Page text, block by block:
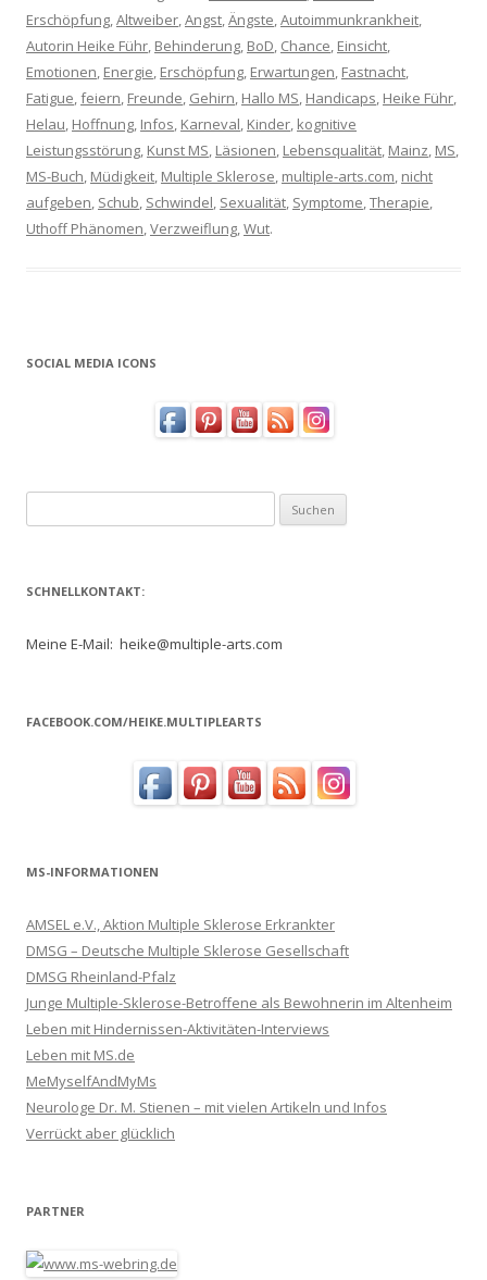
Erschöpfung,Altweiber,Angst,Ängste,Autoimmunkrankheit,
Autorin Heike Führ, Behinderung, BoD, Chance, Einsicht,
Emotionen, Energie, Erschöpfung, Erwartungen, Fastnacht,
Fatigue,feiern, Freunde, Gehirn, Hallo MS, Handicaps, Heike Führ,
Helau, Hoffnung, Infos, Karneval, Kinder, kognitive
Leistungsstörung, Kunst MS, Läsionen, Lebensqualität, Mainz, MS,
MS-Buch, Müdigkeit, Multiple Sklerose, multiple-arts.com, nicht
aufgeben, Schub, Schwindel, Sexualität, Symptome,Therapie,
Uthoff Phänomen,Verzweiflung,Wut.
SOCIAL MEDIA ICONS
nach:
SCHNELLKONTAKT:
Meine E-Mail: heike@multiple-arts.com
FACEBOOK.COM/HEIKE.MULTIPLEARTS
MS-INFORMATIONEN
AMSEL e.V., Aktion Multiple Sklerose Erkrankter
DMSG – Deutsche Multiple Sklerose Gesellschaft
DMSG Rheinland-Pfalz
Junge Multiple-Sklerose-Betroffene als Bewohnerin im Altenheim
Leben mit Hindernissen-Aktivitäten-Interviews
Leben mit MS.de
MeMyselfAndMyMs
Neurologe Dr. M. Stienen – mit vielen Artikeln und Infos
Verrückt aber glücklich
PARTNER